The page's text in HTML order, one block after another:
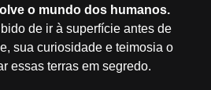
o mundo dos humanos.
de ir à superfície antes de
sua curiosidade e teimosia o
essas terras em segredo.